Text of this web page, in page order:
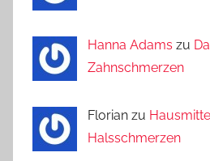
Hanna Adams zu
Zahnschmerzen
Florian zu
Halsschmerzen